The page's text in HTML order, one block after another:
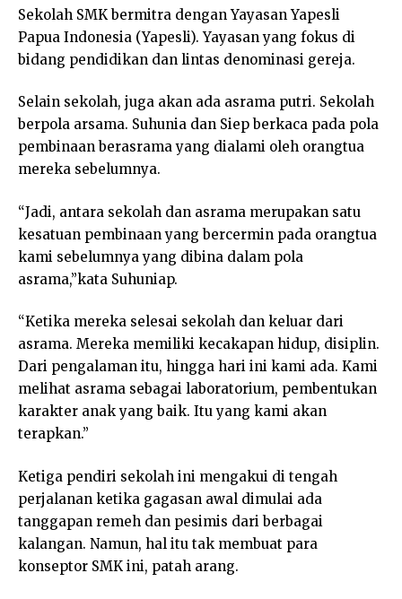
Sekolah SMK bermitra dengan Yayasan Yapesli
Papua Indonesia (Yapesli). Yayasan yang fokus di
bidang pendidikan dan lintas denominasi gereja.
Selain sekolah, juga akan ada asrama putri. Sekolah
berpola arsama. Suhunia dan Siep berkaca pada pola
pembinaan berasrama yang dialami oleh orangtua
mereka sebelumnya.
“Jadi, antara sekolah dan asrama merupakan satu
kesatuan pembinaan yang bercermin pada orangtua
kami sebelumnya yang dibina dalam pola
asrama,”kata Suhuniap.
“Ketika mereka selesai sekolah dan keluar dari
asrama. Mereka memiliki kecakapan hidup, disiplin.
Dari pengalaman itu, hingga hari ini kami ada. Kami
melihat asrama sebagai laboratorium, pembentukan
karakter anak yang baik. Itu yang kami akan
terapkan.”
Ketiga pendiri sekolah ini mengakui di tengah
perjalanan ketika gagasan awal dimulai ada
tanggapan remeh dan pesimis dari berbagai
kalangan. Namun, hal itu tak membuat para
konseptor SMK ini, patah arang.